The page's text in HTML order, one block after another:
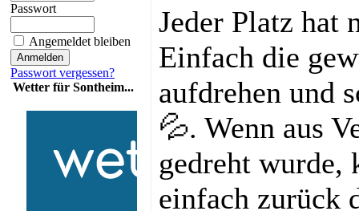
Passwort
Angemeldet bleiben
Passwort vergessen?
Wetter für Sontheim...
Jeder Platz hat
Einfach die
aufdrehen und
💦. Wenn aus
gedreht wurde,
einfach zurück